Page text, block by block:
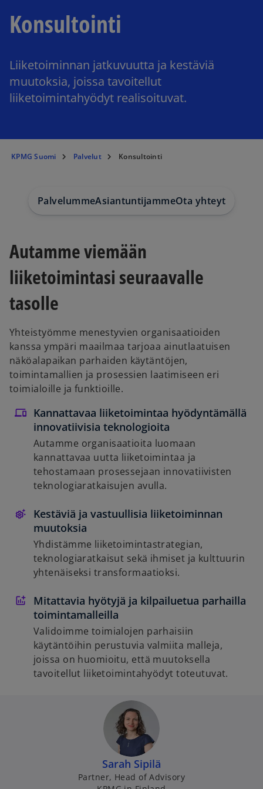
Konsultointi
Liiketoiminnan jatkuvuutta ja kestäviä
muutoksia, joissa tavoitellut
liiketoimintahyödyt realisoituvat.
KPMG Suomi Palvelut Konsultointi
PalvelummeAsiantuntijammeOta yhteyttä
Autamme viemään
liiketoimintasi seuraavalle
tasolle
Yhteistyömme menestyvien organisaatioiden
kanssa ympäri maailmaa tarjoaa ainutlaatuisen
näköalapaikan parhaiden käytäntöjen,
toimintamallien ja prosessien laatimiseen eri
toimialoille ja funktioille.
Kannattavaa liiketoimintaa hyödyntämällä
innovatiivisia teknologioita
Autamme organisaatioita luomaan
kannattavaa uutta liiketoimintaa ja
tehostamaan prosessejaan innovatiivisten
teknologiaratkaisujen avulla.
Kestäviä ja vastuullisia liiketoiminnan
muutoksia
Yhdistämme liiketoimintastrategian,
teknologiaratkaisut sekä ihmiset ja kulttuurin
yhtenäiseksi transformaatioksi.
Mitattavia hyötyjä ja kilpailuetua parhailla
toimintamalleilla
Validoimme toimialojen parhaisiin
käytäntöihin perustuvia valmiita malleja,
joissa on huomioitu, että muutoksella
tavoitellut liiketoimintahyödyt toteutuvat.
Sarah Sipilä
Partner, Head of Advisory